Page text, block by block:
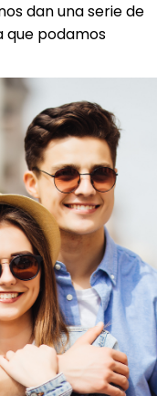
dan una serie de
que podamos